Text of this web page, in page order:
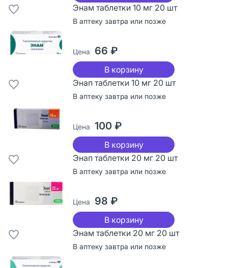
Энам таблетки 10 мг 20 шт
В аптеку завтра или позже
Цена 66 ₽
В корзину
Энап таблетки 10 мг 20 шт
В аптеку завтра или позже
Цена 100 ₽
В корзину
Энап таблетки 20 мг 20 шт
В аптеку завтра или позже
Цена 98 ₽
В корзину
Энам таблетки 20 мг 20 шт
В аптеку завтра или позже